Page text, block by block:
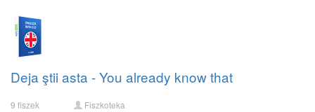
Deja ştii asta - You already know that
9 fiszek Fiszkoteka